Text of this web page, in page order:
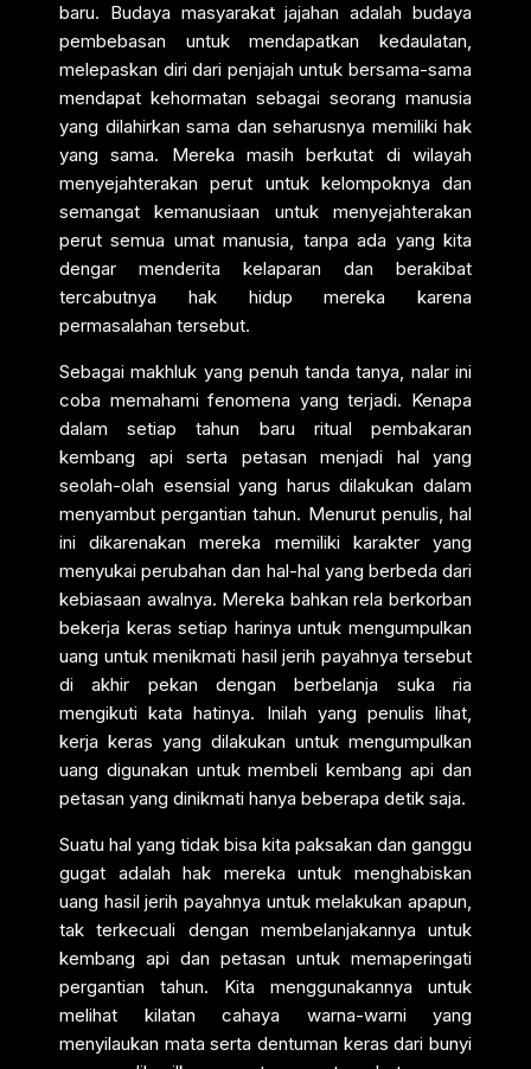
baru. Budaya masyarakat jajahan adalah budaya
pembebasan untuk mendapatkan kedaulatan,
melepaskan diri dari penjajah untuk bersama-sama
mendapat kehormatan sebagai seorang manusia
yang dilahirkan sama dan seharusnya memiliki hak
yang sama. Mereka masih berkutat di wilayah
menyejahterakan perut untuk kelompoknya dan
semangat kemanusiaan untuk menyejahterakan
perut semua umat manusia, tanpa ada yang kita
dengar menderita kelaparan dan berakibat
tercabutnya hak hidup mereka karena
permasalahan tersebut.
Sebagai makhluk yang penuh tanda tanya, nalar ini
coba memahami fenomena yang terjadi. Kenapa
dalam setiap tahun baru ritual pembakaran
kembang api serta petasan menjadi hal yang
seolah-olah esensial yang harus dilakukan dalam
menyambut pergantian tahun. Menurut penulis, hal
ini dikarenakan mereka memiliki karakter yang
menyukai perubahan dan hal-hal yang berbeda dari
kebiasaan awalnya. Mereka bahkan rela berkorban
bekerja keras setiap harinya untuk mengumpulkan
uang untuk menikmati hasil jerih payahnya tersebut
di akhir pekan dengan berbelanja suka ria
mengikuti kata hatinya. Inilah yang penulis lihat,
kerja keras yang dilakukan untuk mengumpulkan
uang digunakan untuk membeli kembang api dan
petasan yang dinikmati hanya beberapa detik saja.
Suatu hal yang tidak bisa kita paksakan dan ganggu
gugat adalah hak mereka untuk menghabiskan
uang hasil jerih payahnya untuk melakukan apapun,
tak terkecuali dengan membelanjakannya untuk
kembang api dan petasan untuk memaperingati
pergantian tahun. Kita menggunakannya untuk
melihat kilatan cahaya warna-warni yang
menyilaukan mata serta dentuman keras dari bunyi